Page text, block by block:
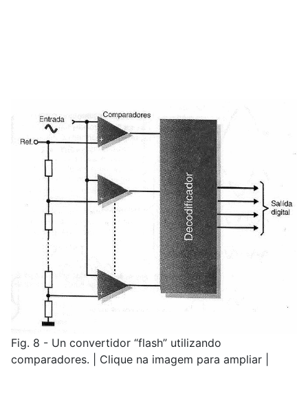
Fig. 8 - Un convertidor “flash” utilizando
comparadores. | Clique na imagem para ampliar |